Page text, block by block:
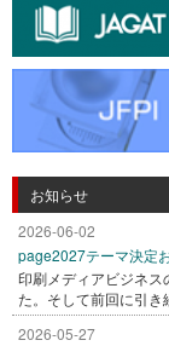
お知らせ
2026-06-02
page2027テーマ決定
印刷メディアビジネ
た。そして前回に引き
2026-05-27